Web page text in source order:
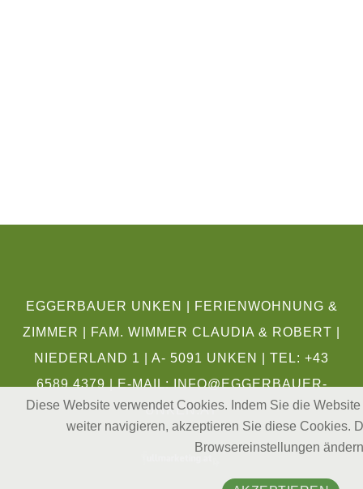
EGGERBAUER UNKEN | FERIENWOHNUNG &
ZIMMER | FAM. WIMMER CLAUDIA & ROBERT |
NIEDERLAND 1 | A- 5091 UNKEN | TEL: +43
6589 4379 | E-MAIL:INFO@EGGERBAUER-
UNKEN.AT
Diese Website verwendet Cookies. Indem Sie die
weiter navigieren, akzeptieren Sie diese Cookies.
Browsereinstellungen